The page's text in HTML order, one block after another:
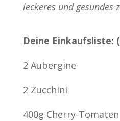
leckeres und gesundes
Deine Einkaufsliste:
2 Aubergine
2 Zucchini
400g Cherry-Tomaten